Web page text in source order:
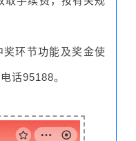
环节功能及奖金使
话95188。